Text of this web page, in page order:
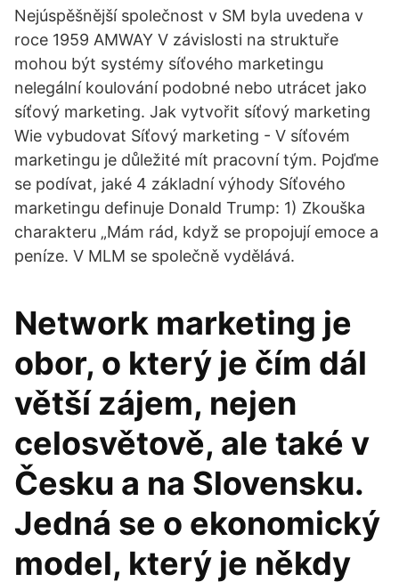
Nejúspěšnější společnost v SM byla uvedena v
roce 1959 AMWAY V závislosti na struktuře
mohou být systémy síťového marketingu
nelegální koulování podobné nebo utrácet jako
síťový marketing. Jak vytvořit síťový marketing
Wie vybudovat Síťový marketing - V síťovém
marketingu je důležité mít pracovní tým. Pojďme
se podívat, jaké 4 základní výhody Síťového
marketingu definuje Donald Trump: 1) Zkouška
charakteru „Mám rád, když se propojují emoce a
peníze. V MLM se společně vydělává.
Network marketing je
obor, o který je čím dál
větší zájem, nejen
celosvětově, ale také v
Česku a na Slovensku.
Jedná se o ekonomický
model, který je někdy